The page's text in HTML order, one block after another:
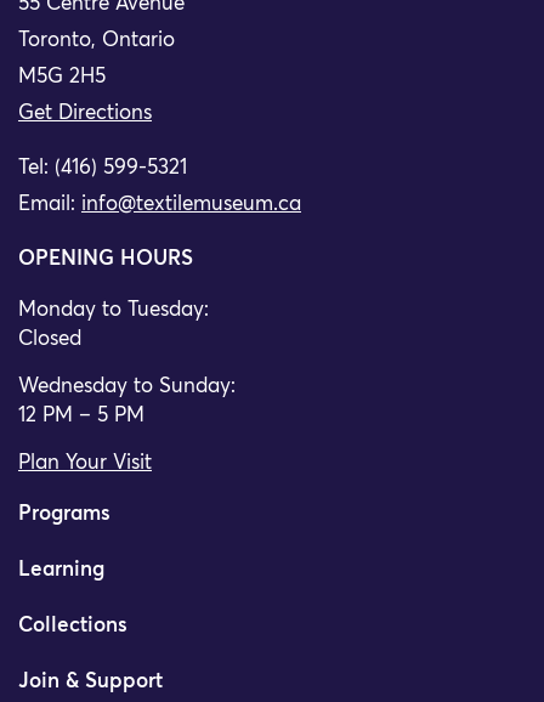
55 Centre Avenue
Toronto, Ontario
M5G 2H5
Get Directions
Tel: (416) 599-5321
Email: info@textilemuseum.ca
OPENING HOURS
Monday to Tuesday:
Closed
Wednesday to Sunday:
12 PM – 5 PM
Plan Your Visit
Programs
Learning
Collections
Join & Support